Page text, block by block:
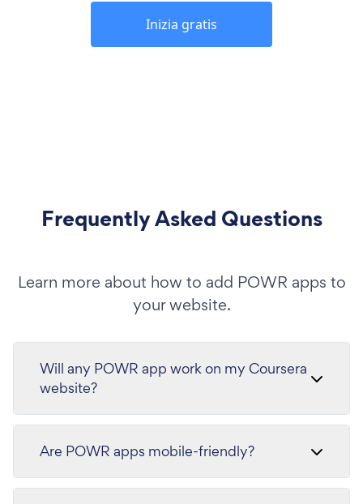
Inizia gratis
Frequently Asked Questions
Learn more about how to add POWR apps to
your website.
Will any POWR app work on my Coursera
website?
Are POWR apps mobile-friendly?